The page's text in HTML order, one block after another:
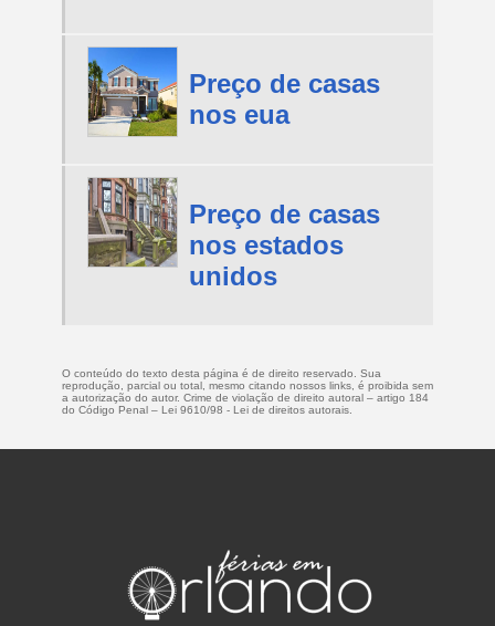
Preço de casas
nos eua
Preço de casas
nos estados
unidos
O conteúdo do texto desta página é de direito reservado. Sua
reprodução, parcial ou total, mesmo citando nossos links, é proibida sem
a autorização do autor. Crime de violação de direito autoral – artigo 184
do Código Penal – Lei 9610/98 - Lei de direitos autorais